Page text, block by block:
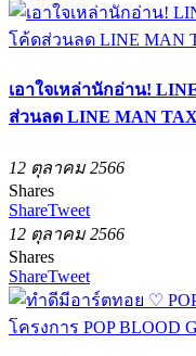
เอาใจเหล่านักอ่าน!
ส่วนลด LINE MAN
12 ตุลาคม 2566
Shares
ShareTweet
12 ตุลาคม 2566
Shares
ShareTweet